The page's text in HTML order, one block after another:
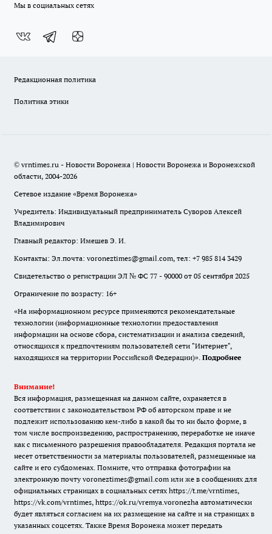
Мы в социальных сетях
Редакционная политика
Политика этики
© vrntimes.ru - Новости Воронежа | Новости Воронежа и Воронежской
области, 2004-2026
Сетевое издание «Время Воронежа»
Учредитель: Индивидуальный предприниматель Суворов Алексей
Владимирович
Главный редактор: Имешев Э. И.
Контакты: Эл.почта: voroneztimes@gmail.com, тел: +7 985 814 3429
Свидетельство о регистрации ЭЛ № ФС 77 - 90000 от 05 сентября 2025
Ограничение по возрасту: 16+
«На информационном ресурсе применяются рекомендательные
технологии (информационные технологии предоставления
информации на основе сбора, систематизации и анализа сведений,
относящихся к предпочтениям пользователей сети "Интернет",
находящихся на территории Российской Федерации)». Подробнее
Внимание!
Вся информация, размещенная на данном сайте, охраняется в
соответствии с законодательством РФ об авторском праве и не
подлежит использованию кем-либо в какой бы то ни было форме, в
том числе воспроизведению, распространению, переработке не иначе
как с письменного разрешения правообладателя. Редакция портала не
несет ответственности за материалы пользователей, размещенные на
сайте и его субдоменах. Помните, что отправка фотографии на
электронную почту voroneztimes@gmail.com или же в сообщениях для
официальных страницах в социальных сетях https://t.me/vrntimes,
https://vk.com/vrntimes, https://ok.ru/vremya.voronezha автоматически
будет являться согласием на их размещение на сайте и на страницах в
указанных соцсетях. Также Время Воронежа может передать